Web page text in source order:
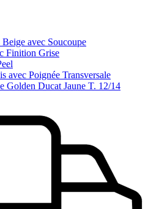
avec Soucoupe
Finition Grise
avec Poignée Transversale
Golden Ducat Jaune T. 12/14